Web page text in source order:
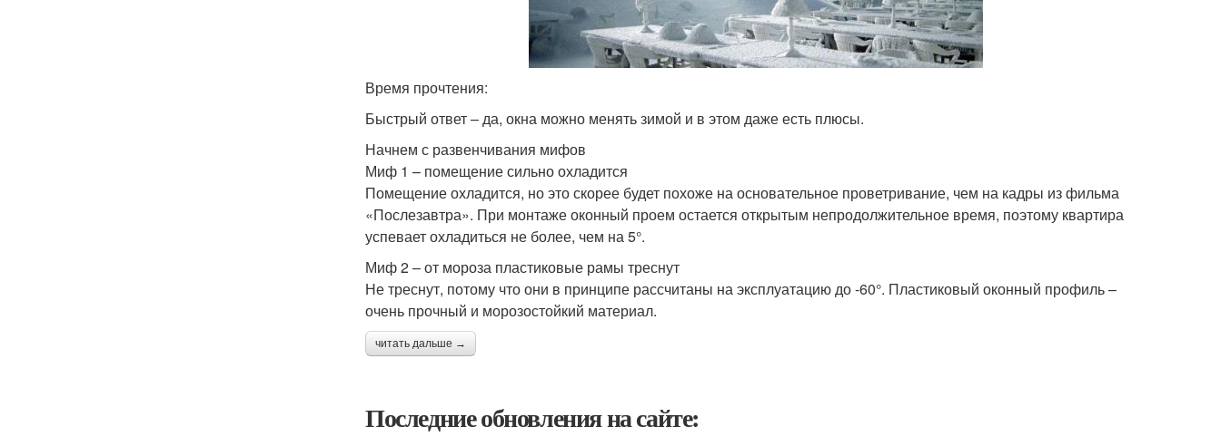
Время прочтения:
Быстрый ответ – да, окна можно менять зимой и в этом даже есть плюсы.
Начнем с развенчивания мифов
Миф 1 – помещение сильно охладится
Помещение охладится, но это скорее будет похоже на основательное проветривание, чем на кадры из фильма
«Послезавтра». При монтаже оконный проем остается открытым непродолжительное время, поэтому квартира
успевает охладиться не более, чем на 5°.
Миф 2 – от мороза пластиковые рамы треснут
Не треснут, потому что они в принципе рассчитаны на эксплуатацию до -60°. Пластиковый оконный профиль –
очень прочный и морозостойкий материал.
читать дальше →
Последние обновления на сайте: